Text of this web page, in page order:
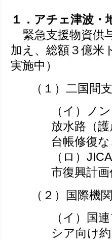
１．アチェ津波・
緊急支援物資供
加え、総額３億米
実施中）
（１）二国間
（イ）ノ
放水路（
台帳修復
（ロ）
市復興計
（２）国際機
（イ）国
シア向け